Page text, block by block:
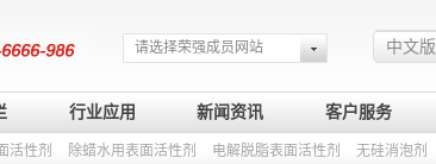
中文版
请选择荣强成员网站
行业应用 新闻资讯 客户服务
活性剂 除蜡水用表面活性剂 电解脱脂表面活性剂 无硅消泡剂